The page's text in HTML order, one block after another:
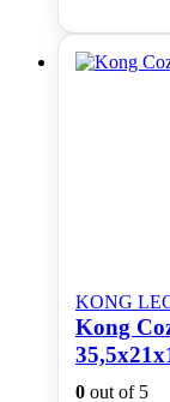
KONG
Kong
0 out of 5